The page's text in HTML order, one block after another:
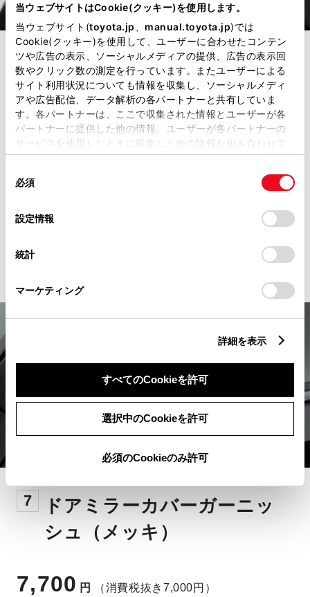
当ウェブサイトはCookie(クッキー)を使用します。
当ウェブサイト(toyota.jp manual.toyota.jp)では
Cookie(クッキー)を使用して、ユーザーに合わせたコンテン
ツや広告の表示、ソーシャルメディアの提供、広告の表示回
数やクリック数の測定を行っています。またユーザーによる
サイト利用状況についても情報を収集し、ソーシャルメディ
アや広告配信、データ解析の各パートナーと共有していま
す。各パートナーは、ここで収集された情報とユーザーが各
パートナーに提供した他の情報、ユーザーが各パートナーの
サービスを使用したときに収集した他の情報を組み合わせて
使用することがあります。当ウェブサイトの使用を続行する
デバイスにすべてのCookie(クッキー)が保存されることに同
意したことになります。Cookie(クッキー)のオプトアウト、
設定の変更、同意を撤回したりするにあたっては、当社の
「Cookie（クッキー）情報の取り扱いについて
」をご覧くだ
必須
設定情報
統計
マーケティング
詳細を表示
すべてのCookieを許可
選択中のCookieを許可
必須のCookieのみ許可
6
バックドアガーニッシュ
（メッキ）
19,800 円 （消費税抜き18,000円）
7
ドアミラーカバーガーニッ
シュ（メッキ）
7,700 円 （消費税抜き7,000円）